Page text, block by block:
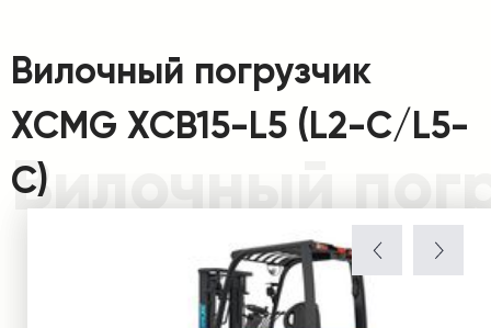
Вилочный
Вилочный погрузчик
XCMG XCB15-L5 (L2-C/L5-
C)